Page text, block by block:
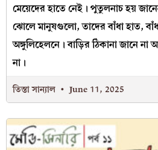
মেয়েদের হাতে নেই। পুতুলনাচ হয়
ঝোলে মানুষগুলো, তাদের বাঁধা হাত,
অঙ্গুলিহেলনে। বাড়ির ঠিকানা জানে
না।
তিস্তা সান্যাল June 11, 2025